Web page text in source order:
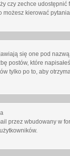
czy zechce
możesz kierować
się one pod
postów, które
tylko po to, aby
przez wbudowany w